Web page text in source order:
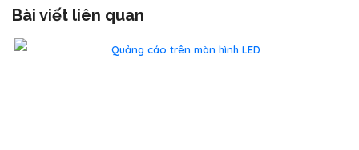
Bài viết liên quan